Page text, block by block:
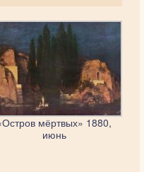
мёртвых» 1880,
июнь